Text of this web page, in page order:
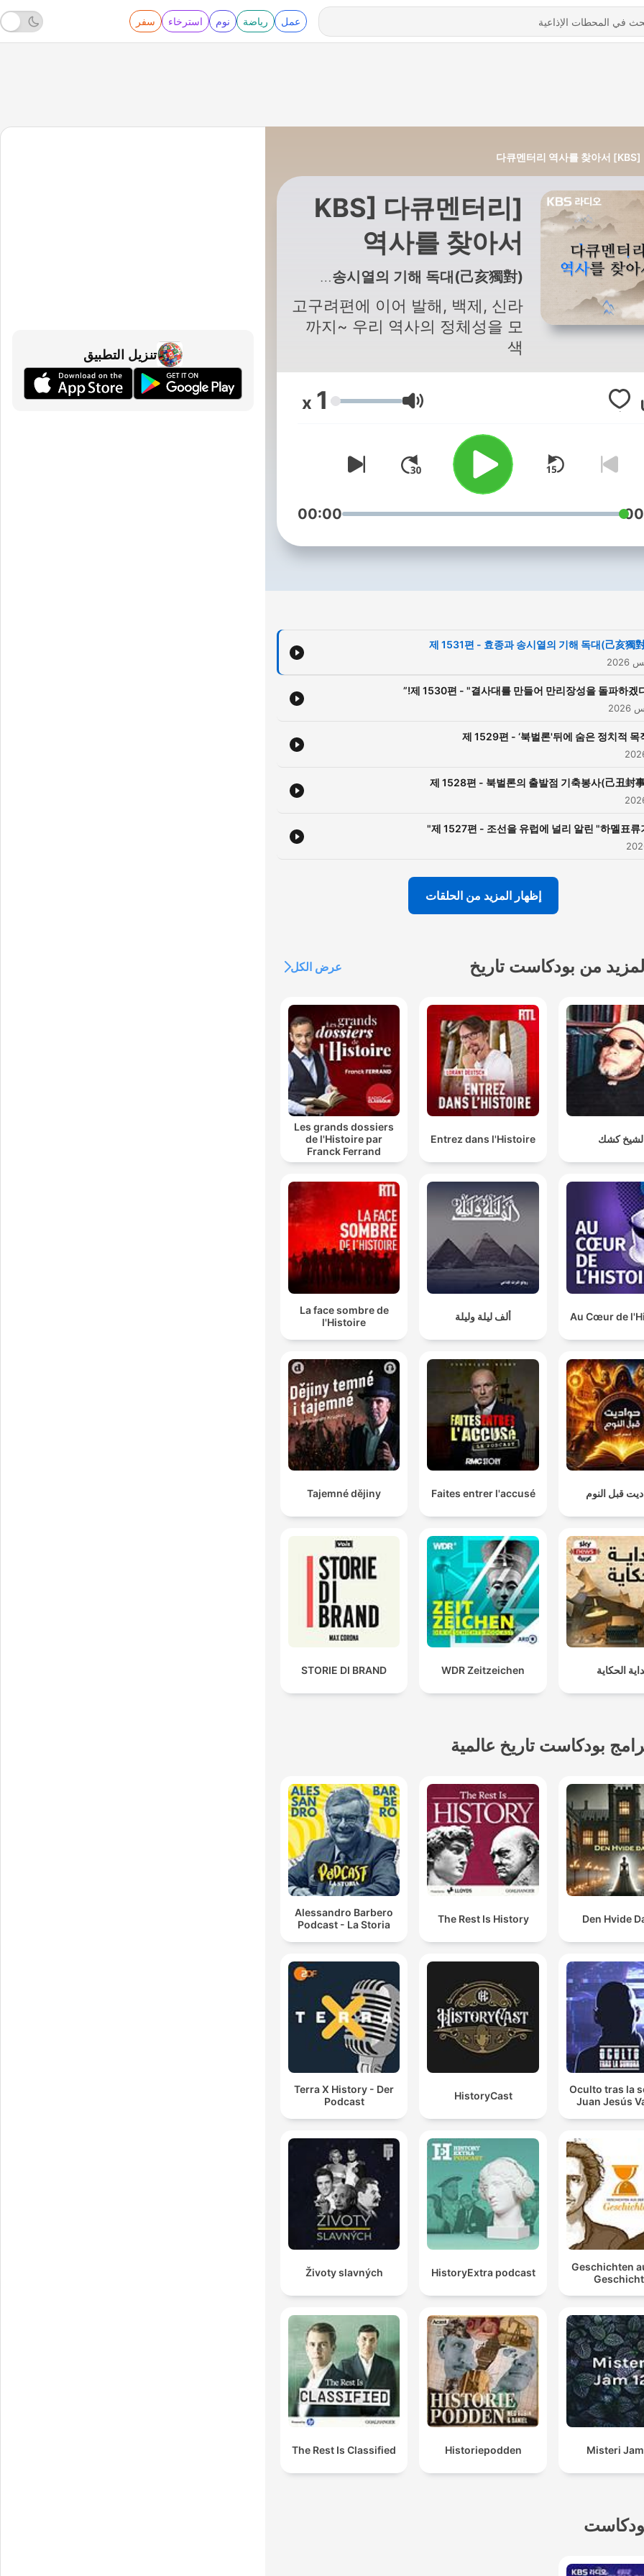
عمل رياضة نوم استرخاء سفر
[KBS] 다큐멘터리 역사를 찾아서
[KBS] 다큐멘터리
역사를 찾아서
1321 - 제 1531편 - 효종과 송시열의 기해 독대(己亥獨對)
고구려편에 이어 발해, 백제, 신라
까지~ 우리 역사의 정체성을 모
색
مستوى الصوت 1
00:00
제 1531편 - 효종과 송시열의 기해 독대(己亥獨
제 1530편 - "결사대를 만들어 만리장성을 돌파하겠다
제 1529편 - ‘북벌론'뒤에 숨은 정치적 목
제 1528편 - 북벌론의 출발점 기축봉사(己丑封
제 1527편 - 조선을 유럽에 널리 알린 "하멜표류
إظهار المزيد من الحلقات
من بودكاست تاريخ عرض الكل
كشك Entrez dans l'Histoire
Les grands dossiers
de l'Histoire par
Franck Ferrand
Au Cœur de ألف ليلة وليلة
La face sombre de
l'Histoire
قبل النوم Faites entrer l'accusé
Tajemné dějiny
الحكاية WDR Zeitzeichen
STORIE DI BRAND
بودكاست تاريخ عالمية
Den Hvide
The Rest Is History
Alessandro Barbero
Podcast - La Storia
Oculto tras la
Juan Jesús
HistoryCast
Terra X History - Der
Podcast
Geschichten
HistoryExtra podcast
Životy slavných
Misteri
Historiepodden
The Rest Is Classified
تنزيل التطبيق